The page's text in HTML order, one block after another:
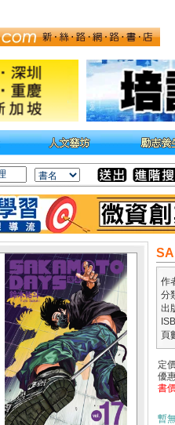
作
分
出
頁
定
優
書
暫